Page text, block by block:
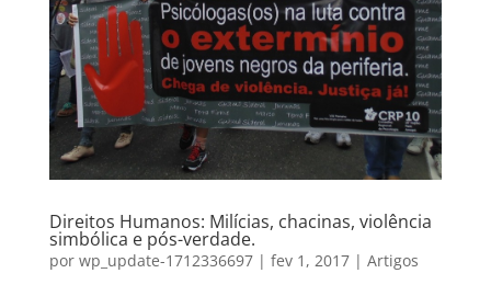
Direitos Humanos: Milícias, chacinas, violência
simbólica e pós-verdade.
por wp_update-1712336697| fev 1, 2017| Artigos